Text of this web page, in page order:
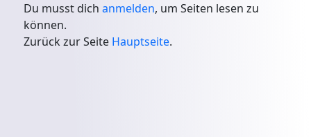
Du musst dichanmelden, um Seiten lesen zu
können.
Zurück zur Seite Hauptseite.